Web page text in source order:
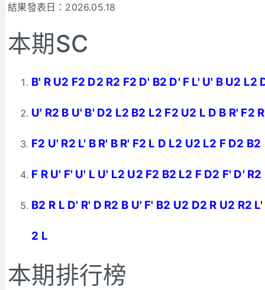
結果發表日：2026.05.18
本期SC
B' R U2 F2 D2 R2 F2 D' B2 D' F L' U' B U2 L2
U' R2 B U' B' D2 L2 B2 L2 F2 U2 L D B R' F2
F2 U' R2 L' B R' B R' F2 L D L2 U2 L2 F D2 B2
F R U' F' U' L U' L2 U2 F2 B2 L2 F D2 F' D' R2
B2 R L D' R' D R2 B U' F' B2 U2 D2 R U2 R2
2 L
本期排行榜